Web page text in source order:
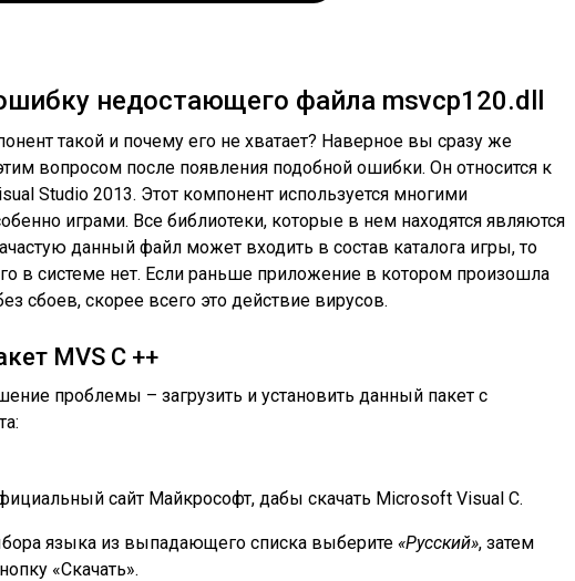
недостающего файла msvcp120.dll
такой и почему его не хватает? Наверное вы сразу же
вопросом после появления подобной ошибки. Он относится к
Studio 2013. Этот компонент используется многими
играми. Все библиотеки, которые в нем находятся являются
данный файл может входить в состав каталога игры, то
в системе нет. Если раньше приложение в котором произошла
сбоев, скорее всего это действие вирусов.
MVS C ++
проблемы – загрузить и установить данный пакет с
сайт Майкрософт, дабы скачать Microsoft Visual C.
языка из выпадающего списка выберите «Русский», затем
«Скачать».